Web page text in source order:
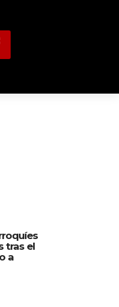
tras el
a